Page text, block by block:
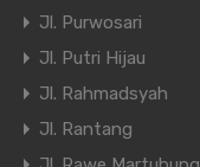
Jl. Purwosari
Jl. Putri Hijau
Jl. Rahmadsyah
Jl. Rantang